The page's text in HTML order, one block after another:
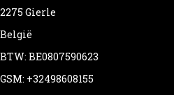
2275 Gierle
België
BTW: BE0807590623
GSM: +32498608155